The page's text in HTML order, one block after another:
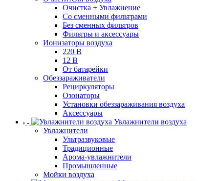
Очистка + Увлажнение
Cо сменными фильтрами
Без сменных фильтров
Фильтры и аксессуары
Ионизаторы воздуха
220 В
12 В
От батарейки
Обеззараживатели
Рециркуляторы
Озонаторы
Установки обеззараживания воздуха
Аксессуары
Увлажнители воздуха
Увлажнители
Ультразвуковые
Традиционные
Арома-увлажнители
Промышленные
Мойки воздуха